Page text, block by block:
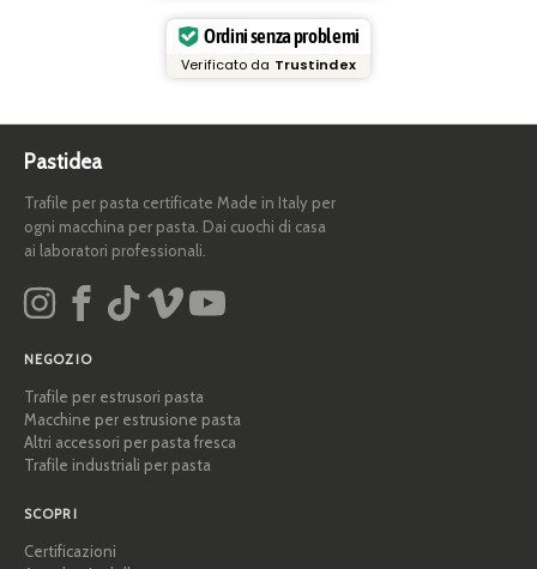
Ordini senza problemi
Verificato da Trustindex
Pastidea
Trafile per pasta certificate Made in Italy per
ogni macchina per pasta. Dai cuochi di casa
ai laboratori professionali.
NEGOZIO
Trafile per estrusori pasta
Macchine per estrusione pasta
Altri accessori per pasta fresca
Trafile industriali per pasta
SCOPRI
Certificazioni